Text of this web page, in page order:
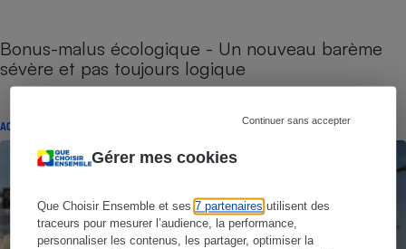
Gérer mes cookies
Que Choisir Ensemble et ses7 partenaires utilisent des
traceurs pour mesurer l’audience, la performance,
personnaliser les contenus, les partager, optimiser la
Continuer sans accepter
Bonus-malus écologique - Un nouveau barème
sévère et pas toujours logique
ACTUALITÉ